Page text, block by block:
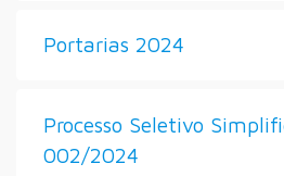
Portarias 2024
Processo Seletivo
002/2024